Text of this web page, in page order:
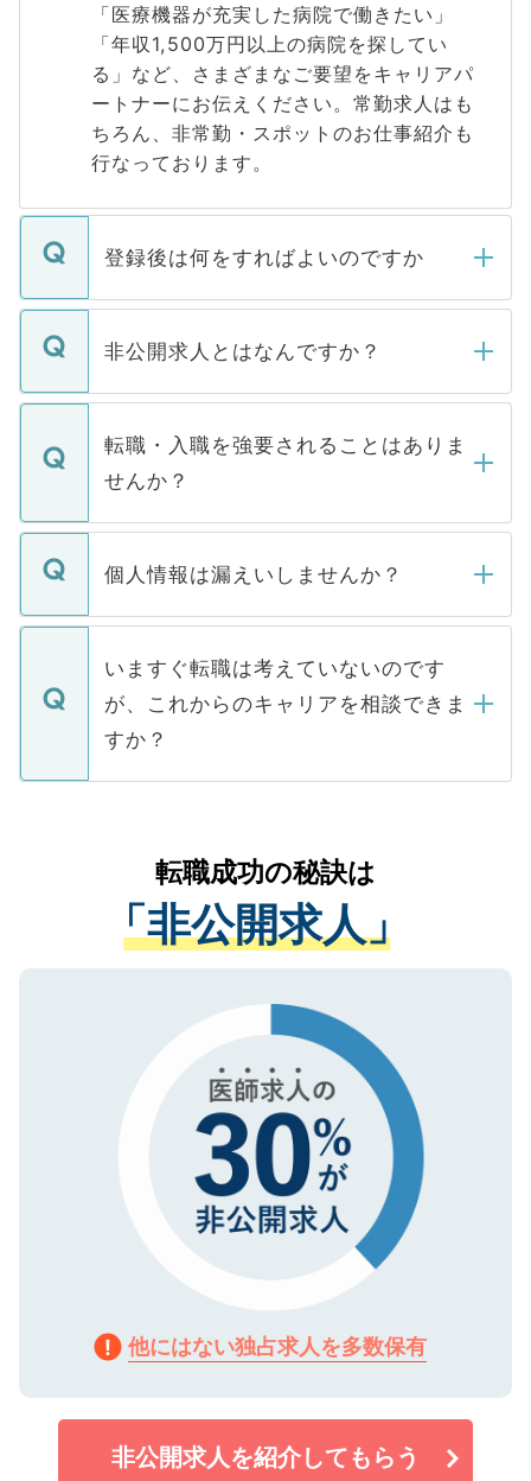
「医療機器が充実した病院で働きたい」
「年収1,500万円以上の病院を探してい
る」など、さまざまなご要望をキャリアパ
ートナーにお伝えください。常勤求人はも
ちろん、非常勤・スポットのお仕事紹介も
行なっております。
登録後は何をすればよいのですか
ご登録いただきましたら、弊社担当者がご
登録内容を確認し、その後メールもしくは
ます。通常、5営業日以内にはご連絡をせて
いただきますので、しばらくお待ちくださ
非公開求人とはなんですか？
マイナビDOCTORで取り扱っている求人の
うち約3割は、Webサイトからご覧いただ
けない「非公開求人」です。非公開求人は
下記の理由によって、一般には公開してい
ません。
■応募殺到を避けるため 人気のある医療機
関を公にしてしまうと、応募が殺到する場
に、医療機関が求める条件に合った人材の
みを人材紹介会社に依頼するケースが増え
ています。
転職・入職を強要されることはありま
せんか？
転職・入職を強要することは一切ありませ
ん。また、仮に応募先から内定をいただい
定を承諾する必要はありません。内定先へ
の辞退の連絡はキャリアパートナーが行い
個人情報は漏えいしませんか？
個人情報が漏えいすることはありませんの
で、ご安心ください。当サイトからの登録
などで収集したご登録者様の個人情報は、
ご本人のキャリアアップおよび転職活動の
支援を目的に使用いたします。お預かりし
ているすべての個人データはご本人の許可
は、個人情報の取り扱いについての厳密な
管理基準を満たした事業者のみに付与され
る、プライバシーマークを取得済みです。
で、機密保持に関してもご安心ください。
いますぐ転職は考えていないのです
が、これからのキャリアを相談できま
すか？
かがいして、現在の医療機関の状況や紹介
経験をまじえながら、適切なアドバイスを
させていただきます。すぐにご転職をされ
ない方には、長期的なサポートが可能です
ので、まずはご登録ください。
転職成功の秘訣は
「非公開求人」
他にはない独占求人を多数保有
非公開求人を紹介してもらう